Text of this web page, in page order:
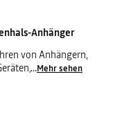
Anhänger
von Anhängern,
...Mehr sehen